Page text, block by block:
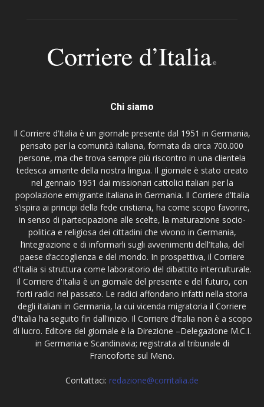
Chi siamo
Il Corriere d’Italia è un giornale presente dal 1951 in Germania,
pensato per la comunità italiana, formata da circa 700.000
persone, ma che trova sempre più riscontro in una clientela
tedesca amante della nostra lingua. Il giornale è stato creato
nel gennaio 1951 dai missionari cattolici italiani per la
popolazione emigrante italiana in Germania. Il Corriere d’Italia
s’ispira ai principi della fede cristiana, ha come scopo favorire,
in senso di partecipazione alle scelte, la maturazione socio-
politica e religiosa dei cittadini che vivono in Germania,
l’integrazione e di informarli sugli avvenimenti dell’Italia, del
paese d’accoglienza e del mondo. In prospettiva, il Corriere
d'Italia si struttura come laboratorio del dibattito interculturale.
Il Corriere d'Italia è un giornale del presente e del futuro, con
forti radici nel passato. Le radici affondano infatti nella storia
degli italiani in Germania, la cui vicenda migratoria il Corriere
d'Italia ha seguito fin dall'inizio. Il Corriere d’Italia non è a scopo
di lucro. Editore del giornale è la Direzione –Delegazione M.C.I.
in Germania e Scandinavia; registrata al tribunale di
Francoforte sul Meno.
Contattaci: redazione@corritalia.de